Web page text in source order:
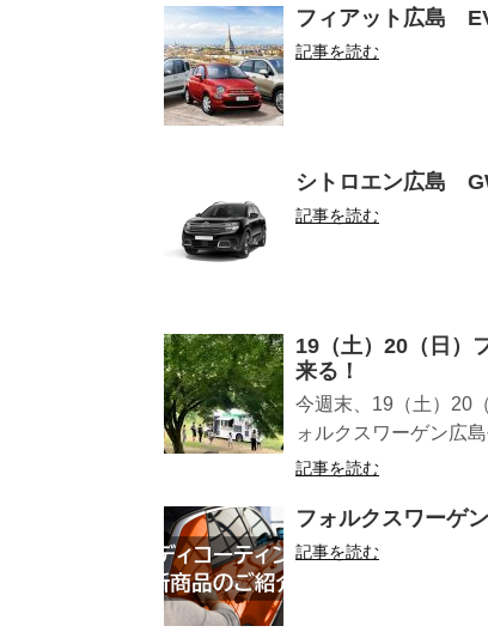
フィアット広島
記事を読む
シトロエン広島
記事を読む
19（土）20（日）
来る！
今週末、19（土）20
ォルクスワーゲン広
記事を読む
フォルクスワーゲ
記事を読む